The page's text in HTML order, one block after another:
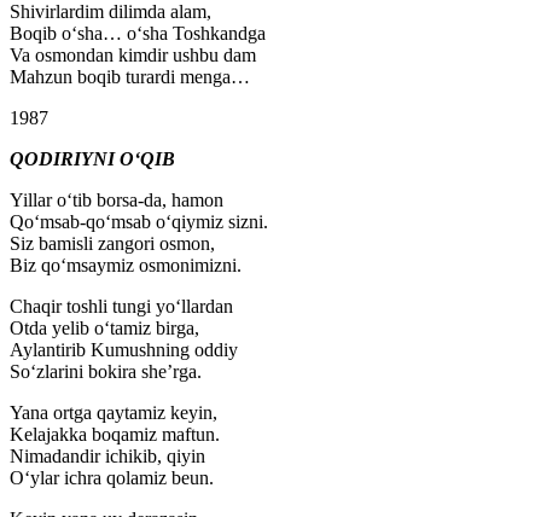
Shivirlardim dilimda alam,
Boqib oʻsha… oʻsha Toshkandga
Va osmondan kimdir ushbu dam
Mahzun boqib turardi menga…
1987
QODIRIYNI OʻQIB
Yillar oʻtib borsa-da, hamon
Qoʻmsab-qoʻmsab oʻqiymiz sizni.
Siz bamisli zangori osmon,
Biz qoʻmsaymiz osmonimizni.
Chaqir toshli tungi yoʻllardan
Otda yelib oʻtamiz birga,
Aylantirib Kumushning oddiy
Soʻzlarini bokira sheʼrga.
Yana ortga qaytamiz keyin,
Kelajakka boqamiz maftun.
Nimadandir ichikib, qiyin
Oʻylar ichra qolamiz beun.